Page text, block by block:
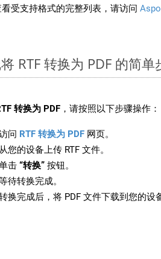
受支持格式的完整列表，请访问
RTF 转换为 PDF 的简单
转换为 PDF ，请按照以下步骤操作：
问 RTF 转换为 PDF 网页。
从您的设备上传 RTF 文件。
击 “转换” 按钮。
待转换完成。
换完成后，将 PDF 文件下载到您的设